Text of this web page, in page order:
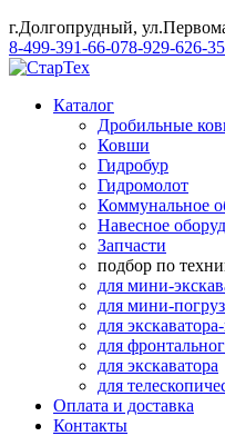
г.Долгопрудный,
8-499-391-66-078-929-626-
Каталог
Дробильные
Ковши
Гидробур
Гидромолот
Коммунальное
Навесное
Запчасти
подбор по
для мини-
для мини-
для
для
для экскаватора
для
Оплата и доставка
Контакты